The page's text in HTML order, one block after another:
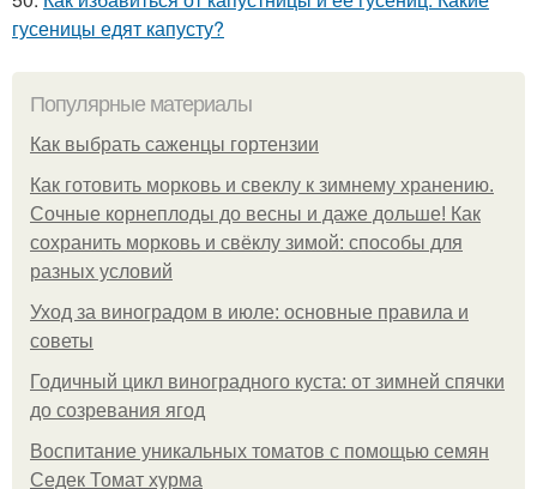
гусеницы едят капусту?
Популярные материалы
Как выбрать саженцы гортензии
Как готовить морковь и свеклу к зимнему хранению.
Сочные корнеплоды до весны и даже дольше! Как
сохранить морковь и свёклу зимой: способы для
разных условий
Уход за виноградом в июле: основные правила и
советы
Годичный цикл виноградного куста: от зимней спячки
до созревания ягод
Воспитание уникальных томатов с помощью семян
Седек Томат хурма